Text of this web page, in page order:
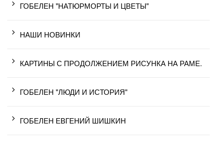
ГОБЕЛЕН "НАТЮРМОРТЫ И ЦВЕТЫ"
НАШИ НОВИНКИ
КАРТИНЫ С ПРОДОЛЖЕНИЕМ РИСУНКА НА РАМЕ.
ГОБЕЛЕН "ЛЮДИ И ИСТОРИЯ"
ГОБЕЛЕН ЕВГЕНИЙ ШИШКИН